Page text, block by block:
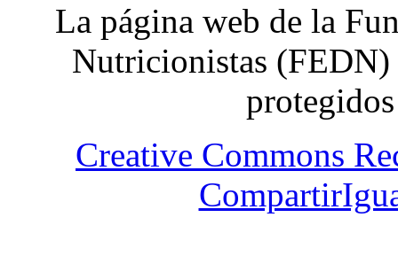
La página web de la
Nutricionistas (FEDN)
Creative Commons